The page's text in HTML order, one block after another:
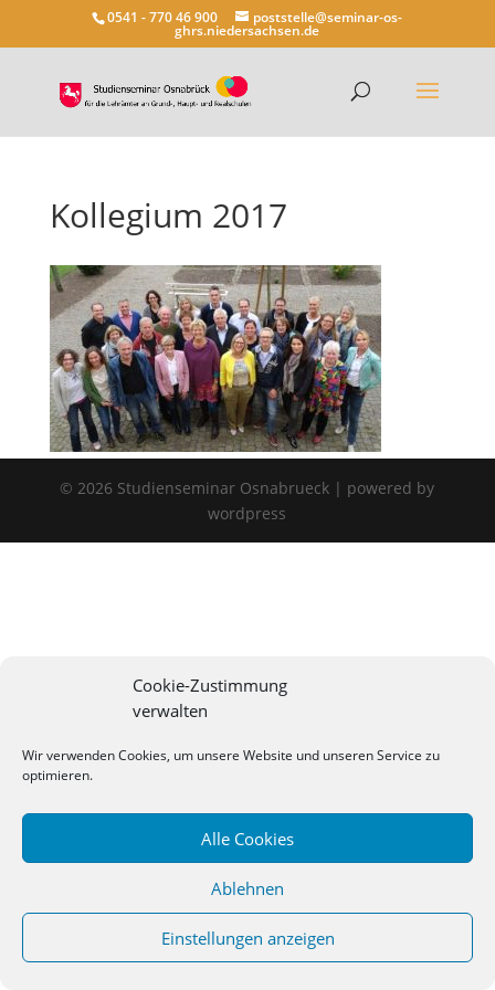
Cookie-Zustimmung
verwalten
Wir verwenden Cookies, um unsere Website und unseren Service zu
optimieren.
Alle Cookies
Ablehnen
Einstellungen anzeigen
0541 - 770 46 900 poststelle@seminar-os-
ghrs.niedersachsen.de
Kollegium 2017
© 2026 Studienseminar Osnabrueck | powered by
wordpress